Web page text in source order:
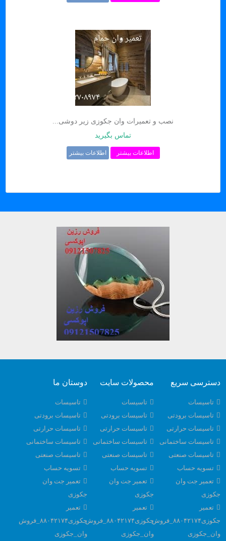
نصب و تعمیرات وان جکوزی زیر دوشی...
تماس بگیرید
اطلاعات بیشتر اطلاعات بیشتر
دسترسی سریع
تاسیسات
تاسیسات برودتی
تاسیسات حرارتی
تاسیسات ساختمانی
تاسیسات صنعتی
تسویه حساب
تعمیر جت وان
جکوزی
تعمیر
جکوزی۸۸۰۴۲۱۷۴_فروش
وان_جکوزی
محصولات سایت
تاسیسات
تاسیسات برودتی
تاسیسات حرارتی
تاسیسات ساختمانی
تاسیسات صنعتی
تسویه حساب
تعمیر جت وان
جکوزی
تعمیر
جکوزی۸۸۰۴۲۱۷۴_فروش
وان_جکوزی
دوستان ما
تاسیسات
تاسیسات برودتی
تاسیسات حرارتی
تاسیسات ساختمانی
تاسیسات صنعتی
تسویه حساب
تعمیر جت وان
جکوزی
تعمیر
جکوزی۸۸۰۴۲۱۷۴_فروش
وان_جکوزی